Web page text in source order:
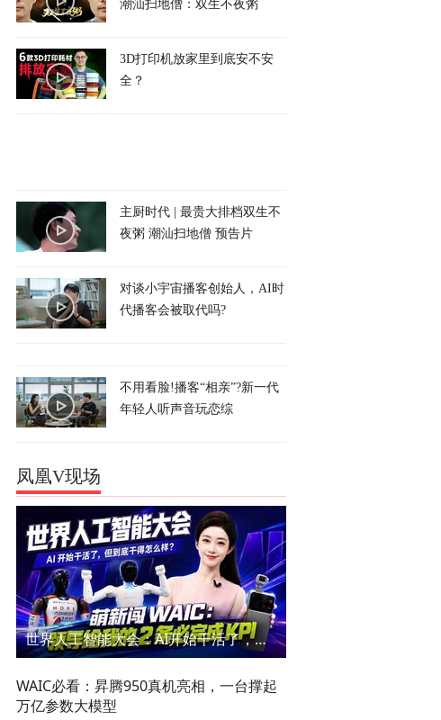
潮汕扫地僧：双生不夜粥
3D打印机放家里到底安不安
全？
主厨时代 | 最贵大排档双生不
夜粥 潮汕扫地僧 预告片
对谈小宇宙播客创始人，AI时
代播客会被取代吗?
不用看脸!播客“相亲”?新一代
年轻人听声音玩恋综
凤凰V现场
世界人工智能大会：AI开始干活了，但到底干的怎么样？萌新闯WAIC
WAIC必看：昇腾950真机亮相，一台撑起
万亿参数大模型